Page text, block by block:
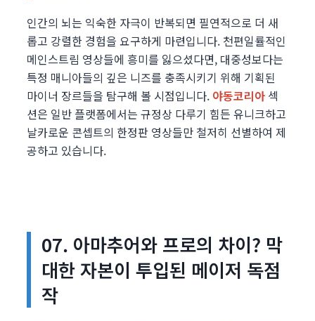
인간의 뇌는 익숙한 자극이 반복되면 필연적으로 더 새
롭고 강렬한 경험을 요구하게 마련입니다. 천편일률적인
메인스트림 영상들에 흥미를 잃으셨다면, 대중성보다는
특정 매니아들의 깊은 니즈를 충족시키기 위해 기획된
마이너 장르들을 탐구해 볼 시점입니다. 야동코리아 섹
션은 일반 플랫폼에서는 규정상 다루기 힘든 유니크하고
날카로운 콘셉트의 한정판 영상들만 철저히 선별하여 제
공하고 있습니다.
07. 아마추어와 프로의 차이? 막
대한 자본이 투입된 메이저 독점
작